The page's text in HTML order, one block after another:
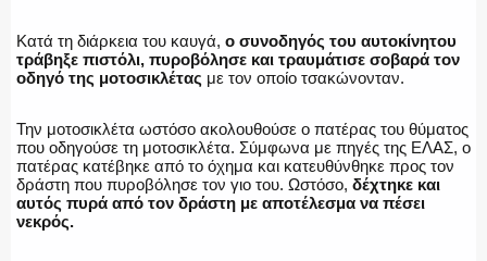
Κατά τη διάρκεια του καυγά, ο συνοδηγός του αυτοκίνητου
τράβηξε πιστόλι, πυροβόλησε και τραυμάτισε σοβαρά τον
οδηγό της μοτοσικλέτας με τον οποίο τσακώνονταν.
Την μοτοσικλέτα ωστόσο ακολουθούσε ο πατέρας του θύματος
που οδηγούσε τη μοτοσικλέτα. Σύμφωνα με πηγές της ΕΛΑΣ, ο
πατέρας κατέβηκε από το όχημα και κατευθύνθηκε προς τον
δράστη που πυροβόλησε τον γιο του. Ωστόσο, δέχτηκε και
αυτός πυρά από τον δράστη με αποτέλεσμα να πέσει
νεκρός.